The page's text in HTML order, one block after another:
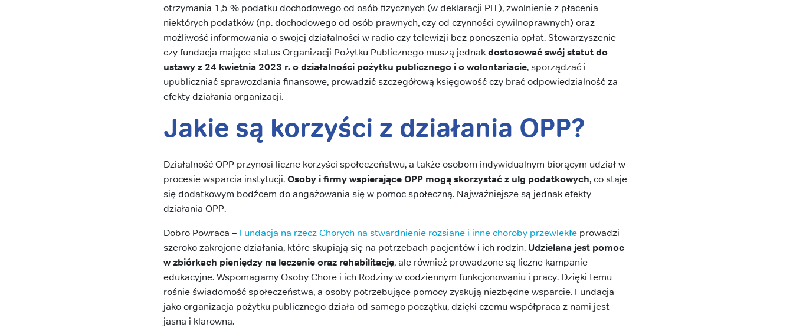
otrzymania 1,5 % podatku dochodowego od osób fizycznych (w deklaracji PIT), zwolnienie z płacenia
niektórych podatków (np. dochodowego od osób prawnych, czy od czynności cywilnoprawnych) oraz
możliwość informowania o swojej działalności w radio czy telewizji bez ponoszenia opłat. Stowarzyszenie
czy fundacja mające status Organizacji Pożytku Publicznego muszą jednakdostosować swój statut do
ustawy z 24 kwietnia 2023 r. o działalności pożytku publicznego i o wolontariacie, sporządzać i
upubliczniać sprawozdania finansowe, prowadzić szczegółową księgowość czy brać odpowiedzialność za
efekty działania organizacji.
Jakie są korzyści z działania OPP?
Działalność OPP przynosi liczne korzyści społeczeństwu, a także osobom indywidualnym biorącym udział w
procesie wsparcia instytucji.Osoby i firmy wspierające OPP mogą skorzystać z ulg podatkowych, co staje
się dodatkowym bodźcem do angażowania się w pomoc społeczną. Najważniejsze są jednak efekty
działania OPP.
Dobro Powraca – Fundacja na rzecz Chorych na stwardnienie rozsiane i inne choroby przewlekłe prowadzi
szeroko zakrojone działania, które skupiają się na potrzebach pacjentów i ich rodzin. Udzielana jest pomoc
w zbiórkach pieniędzy na leczenie oraz rehabilitację, ale również prowadzone są liczne kampanie
edukacyjne. Wspomagamy Osoby Chore i ich Rodziny w codziennym funkcjonowaniu i pracy. Dzięki temu
rośnie świadomość społeczeństwa, a osoby potrzebujące pomocy zyskują niezbędne wsparcie. Fundacja
jako organizacja pożytku publicznego działa od samego początku, dzięki czemu współpraca z nami jest
jasna i klarowna.